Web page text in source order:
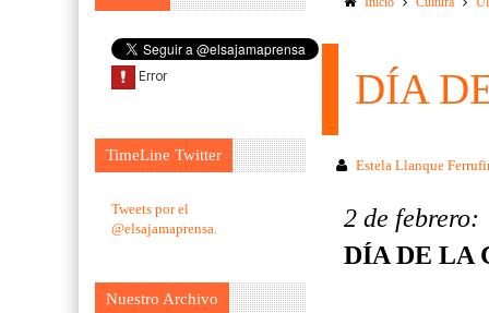
TimeLine Twitter
Tweets por el
@elsajamaprensa.
Nuestro Archivo
DÍA
Estela Llanque
2 de febrero:
DÍA DE LA